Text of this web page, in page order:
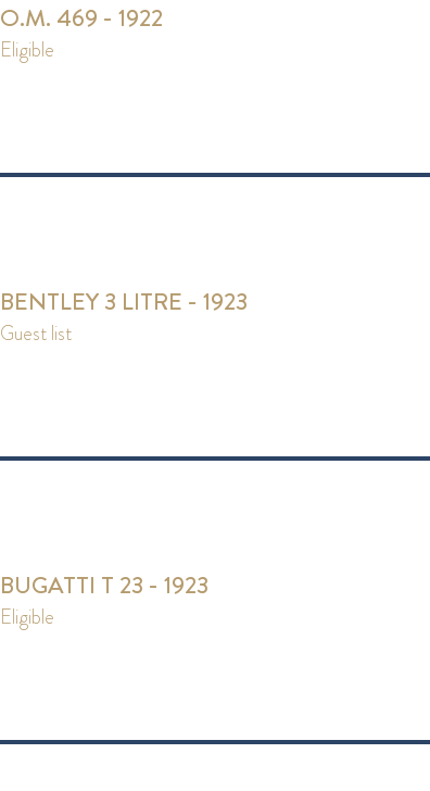
O.M. 469 - 1922
eligible
BENTLEY 3 LITRE - 1923
guest list
BUGATTI T 23 - 1923
eligible